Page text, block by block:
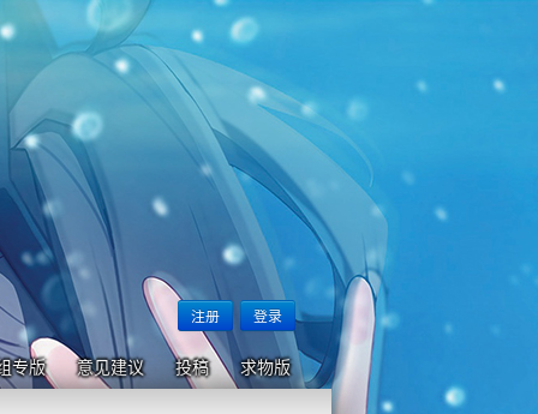
注册 登录
专版 意见建议 投稿 求物版